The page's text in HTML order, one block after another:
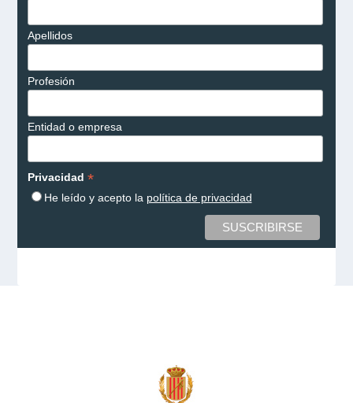
Apellidos
Profesión
Entidad o empresa
Privacidad *
He leído y acepto la política de privacidad